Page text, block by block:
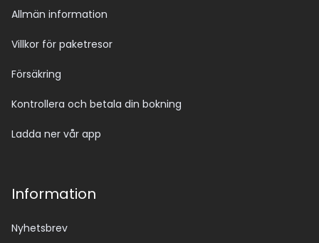
Allmän information
Villkor för paketresor
Försäkring
Kontrollera och betala din bokning
Ladda ner vår app
Information
Nyhetsbrev